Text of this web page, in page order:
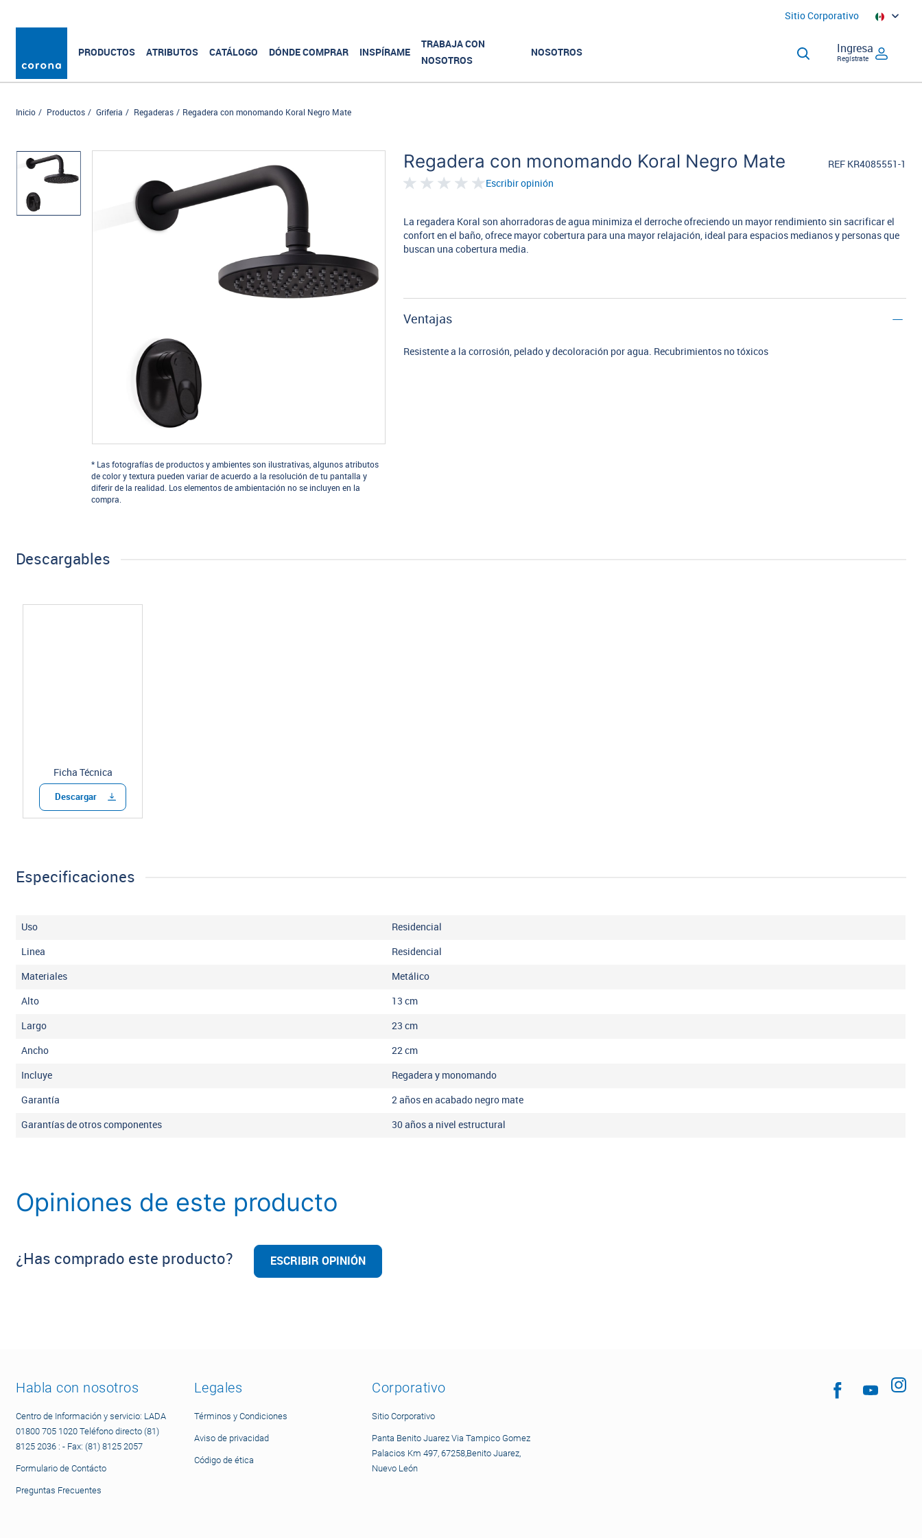
Sitio Corporativo
PRODUCTOS ATRIBUTOS CATÁLOGO DÓNDE COMPRAR INSPÍRAME
TRABAJA CON
NOSOTROS
NOSOTROS Ingresa
Regístrate
Inicio Productos Griferia Regaderas Regadera con monomando Koral Negro Mate
Regadera con monomando Koral Negro Mate
REF KR4085551-1
Escribir opinión
* Las fotografías de productos y ambientes son ilustrativas, algunos atributos
de color y textura pueden variar de acuerdo a la resolución de tu pantalla y
diferir de la realidad. Los elementos de ambientación no se incluyen en la
compra.
La regadera Koral son ahorradoras de agua minimiza el derroche ofreciendo un mayor rendimiento sin sacrificar el
confort en el baño, ofrece mayor cobertura para una mayor relajación, ideal para espacios medianos y personas que
buscan una cobertura media.
Ventajas
Resistente a la corrosión, pelado y decoloración por agua. Recubrimientos no tóxicos
Descargables
Ficha Técnica
Descargar
Especificaciones
Uso Residencial
Linea Residencial
Materiales Metálico
Alto 13 cm
Largo 23 cm
Ancho 22cm
Incluye Regadera y monomando
Garantía 2 años en acabado negro mate
Garantías de otros componentes 30 años a nivel estructural
Opiniones de este producto
¿Has comprado este producto? ESCRIBIR OPINIÓN
Habla con nosotros
Centro de Información y servicio: LADA
01800 705 1020 Teléfono directo (81)
8125 2036 : - Fax: (81) 8125 2057
Formulario de Contácto
Preguntas Frecuentes
Legales
Términos y Condiciones
Aviso de privacidad
Código de ética
Corporativo
Sitio Corporativo
Panta Benito Juarez Via Tampico Gomez
Palacios Km 497, 67258,Benito Juarez,
Nuevo León